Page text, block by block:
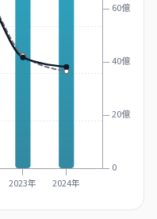
0
20億
40億
60億
2023年 2024年